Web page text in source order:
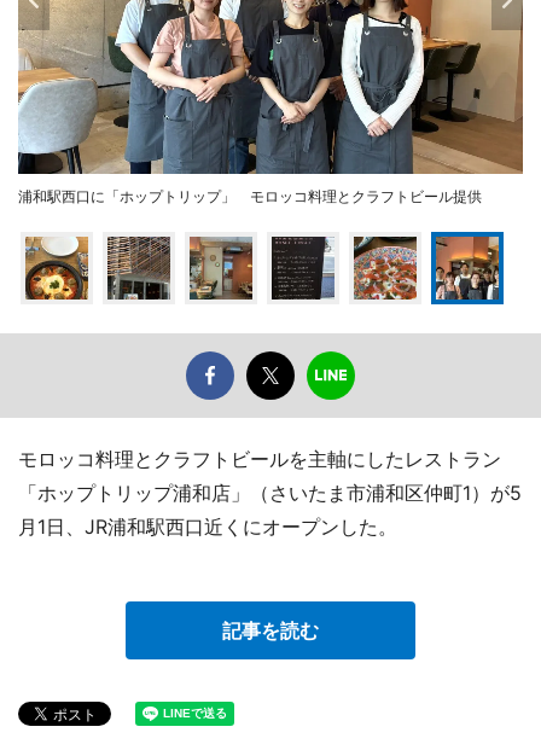
浦和駅西口に「ホップトリップ」 モロッコ料理とクラフトビール提供
モロッコ料理とクラフトビールを主軸にしたレストラン
「ホップトリップ浦和店」（さいたま市浦和区仲町1）が5
月1日、JR浦和駅西口近くにオープンした。
記事を読む